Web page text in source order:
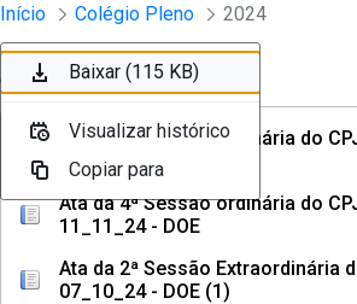
Pular para o Conteúdo principal
Sessões e Reuniões -
Início Colégio Pleno 2024
Ordenar Filtro
Ata da 5ª Sessão ordinária do
25_11_24 - DOE (1)
Ata da 4ª Sessão ordinária do
11_11_24 - DOE
Ata da 2ª Sessão Extraordinária
07_10_24 - DOE (1)
Baixar (213 KB)
Visualizar histórico
Copiar para
Baixar (214 KB)
Visualizar histórico
Copiar para
Baixar (212 KB)
Visualizar histórico
Copiar para
Baixar (214 KB)
Visualizar histórico
Copiar para
Baixar (115 KB)
Visualizar histórico
Copiar para